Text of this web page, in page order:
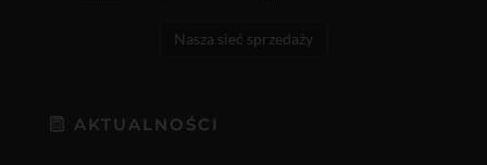
Nasza sieć sprzedaży
AKTUALNOŚCI